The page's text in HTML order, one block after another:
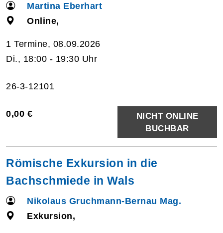
Martina Eberhart
Online,
1 Termine, 08.09.2026
Di., 18:00 - 19:30 Uhr
26-3-12101
0,00 €
NICHT ONLINE
BUCHBAR
Römische Exkursion in die
Bachschmiede in Wals
Nikolaus Gruchmann-Bernau Mag.
Exkursion,